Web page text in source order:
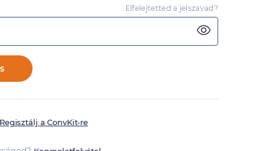
Elfelejtetted a jelszavad?
Regisztálj a ConvKit-re